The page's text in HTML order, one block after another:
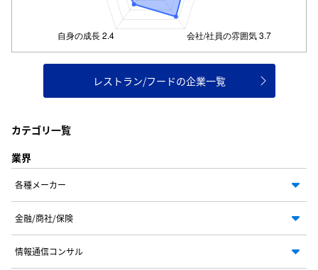
レストラン/フードの企業一覧
カテゴリ一覧
業界
各種メーカー
金融/商社/保険
情報通信コンサル